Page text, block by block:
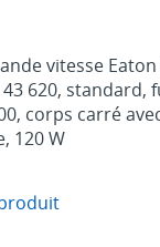
vitesse
43 620, standard,
corps carré
120 W